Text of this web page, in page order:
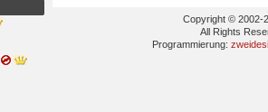
Copyright © 2002-
All Rights
Programmierung: